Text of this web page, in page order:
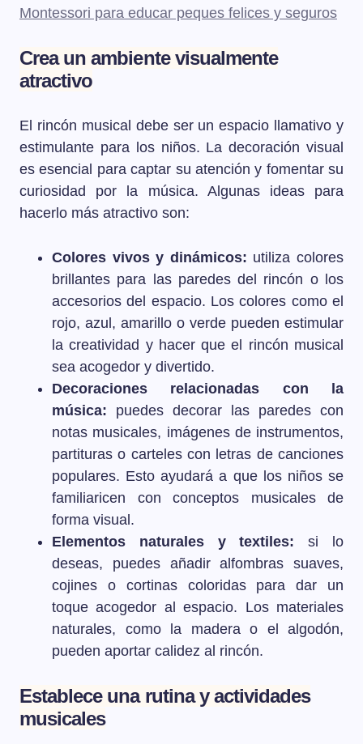
Montessori para educar peques felices y seguros
Crea un ambiente visualmente
atractivo
El rincón musical debe ser un espacio llamativo y
estimulante para los niños. La decoración visual
es esencial para captar su atención y fomentar su
curiosidad por la música. Algunas ideas para
hacerlo más atractivo son:
Colores vivos y dinámicos: utiliza colores
brillantes para las paredes del rincón o los
accesorios del espacio. Los colores como el
rojo, azul, amarillo o verde pueden estimular
la creatividad y hacer que el rincón musical
sea acogedor y divertido.
Decoraciones relacionadas con la
música: puedes decorar las paredes con
notas musicales, imágenes de instrumentos,
partituras o carteles con letras de canciones
populares. Esto ayudará a que los niños se
familiaricen con conceptos musicales de
forma visual.
Elementos naturales y textiles: si lo
deseas, puedes añadir alfombras suaves,
cojines o cortinas coloridas para dar un
toque acogedor al espacio. Los materiales
naturales, como la madera o el algodón,
pueden aportar calidez al rincón.
Establece una rutina y actividades
musicales